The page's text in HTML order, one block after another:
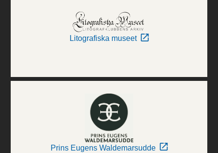
Litografiska museet
Prins Eugens Waldemarsudde